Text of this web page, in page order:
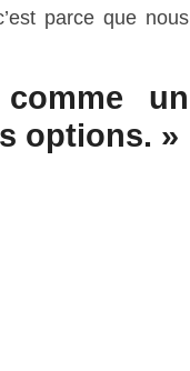
parce que nous
un
options. »